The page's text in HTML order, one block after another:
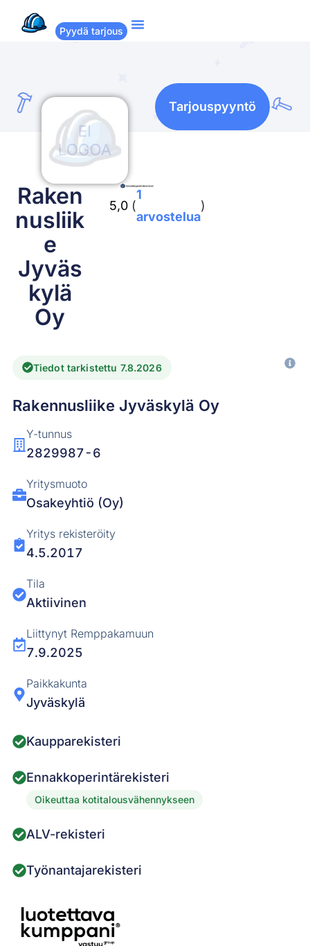
Pyydä tarjous
Raken
nusliik
e
Jyväs
kylä
Oy
5,0(
1
arvostelua
)
Tarjouspyyntö
Tiedot tarkistettu 7.8.2026
Rakennusliike Jyväskylä Oy
Y-tunnus
2829987-6
Yritysmuoto
Osakeyhtiö (Oy)
Yritys rekisteröity
4.5.2017
Tila
Aktiivinen
Liittynyt Remppakamuun
7.9.2025
Paikkakunta
Jyväskylä
Kaupparekisteri
Ennakkoperintärekisteri
Oikeuttaa kotitalousvähennykseen
ALV-rekisteri
Työnantajarekisteri